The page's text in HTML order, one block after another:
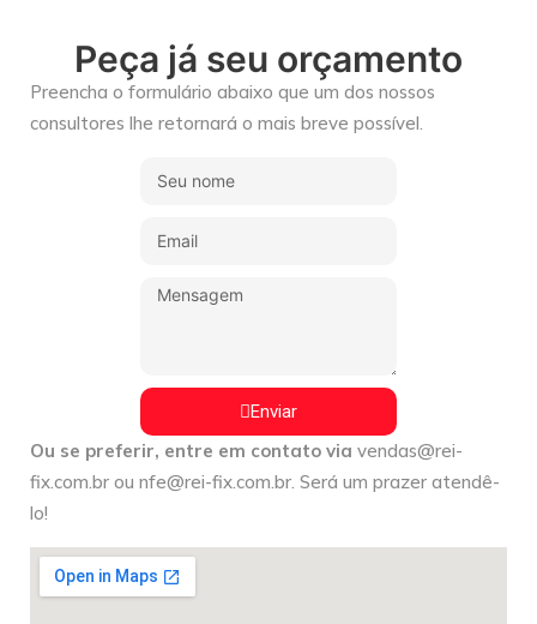
Peça já seu orçamento
Preencha o formulário abaixo que um dos nossos
consultores lhe retornará o mais breve possível.
Enviar
Ou se preferir, entre em contato via vendas@rei-
fix.com.br ou nfe@rei-fix.com.br. Será um prazer atendê-
lo!